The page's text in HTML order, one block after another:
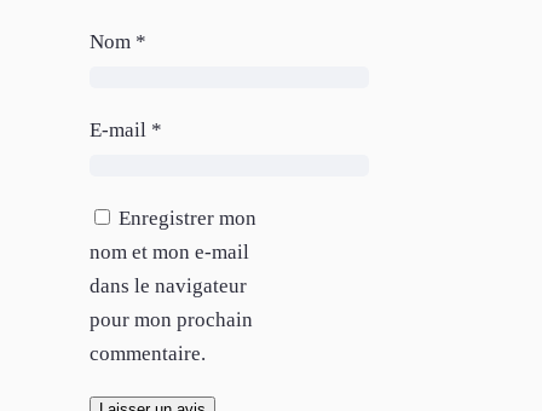
Nom *
E-mail *
Enregistrer mon
nom et mon e-mail
dans le navigateur
pour mon prochain
commentaire.